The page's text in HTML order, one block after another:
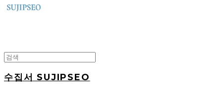
수집서 SUJIPSEO